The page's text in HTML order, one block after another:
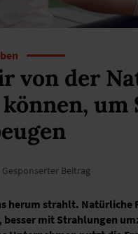
von der
um
Gesponserter Beitrag
herum strahlt. Natürliche
mit Strahlungen